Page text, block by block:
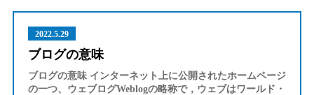
2022.5.29
ブログの意味
ブログの意味 インターネット上に公開されたホームページ
の一つ、ウェブログWeblogの略称で，ウェブはワールド・